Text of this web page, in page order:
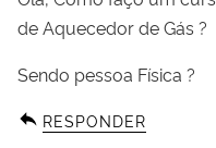
de Aquecedor de Gás ?
Sendo pessoa Física ?
RESPONDER